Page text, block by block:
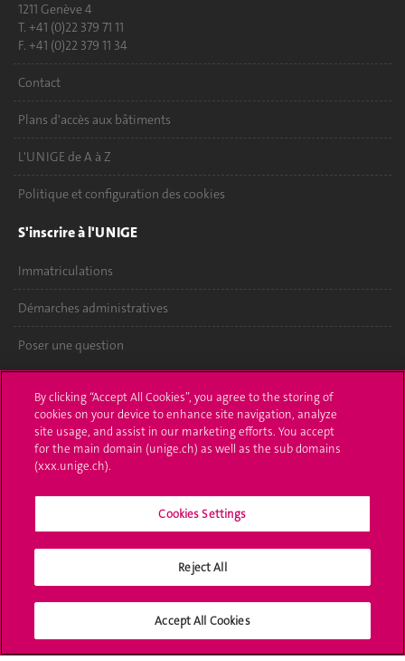
1211 Genève 4
T. +41 (0)22 379 71 11
F. +41 (0)22 379 11 34
Contact
Plans d'accès aux bâtiments
L'UNIGE de A à Z
Politique et configuration des cookies
S'inscrire à l'UNIGE
Immatriculations
Démarches administratives
Poser une question
UNIGE Mobile
Médias
Offres d'emploi
Bibliothèque
Médias sociaux UNIGE
By clicking “Accept All Cookies”, you agree to the storing of
cookies on your device to enhance site navigation, analyze
site usage, and assist in our marketing efforts. You accept
for the main domain (unige.ch) as well as the sub domains
(xxx.unige.ch).
Cookies Settings
Reject All
Accept All Cookies